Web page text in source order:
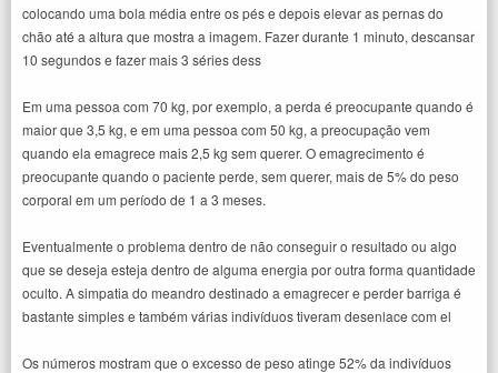
colocando uma bola média entre os pés e depois elevar as pernas do
chão até a altura que mostra a imagem. Fazer durante 1 minuto, descansar
10 segundos e fazer mais 3 séries dess
Em uma pessoa com 70 kg, por exemplo, a perda é preocupante quando é
maior que 3,5 kg, e em uma pessoa com 50 kg, a preocupação vem
quando ela emagrece mais 2,5 kg sem querer. O emagrecimento é
preocupante quando o paciente perde, sem querer, mais de 5% do peso
corporal em um período de 1 a 3 meses.
Eventualmente o problema dentro de não conseguir o resultado ou algo
que se deseja esteja dentro de alguma energia por outra forma quantidade
oculto. A simpatia do meandro destinado a emagrecer e perder barriga é
bastante simples e também várias indivíduos tiveram desenlace com el
Os números mostram que o excesso de peso atinge 52% da indivíduos